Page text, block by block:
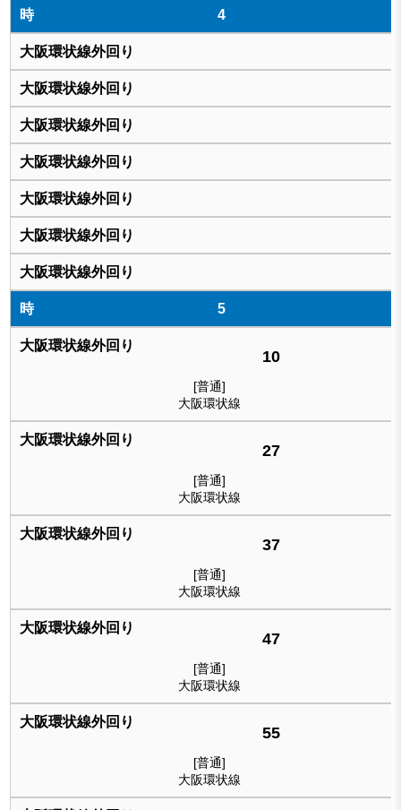
4
5
10
[普通]
大阪環状線
27
[普通]
大阪環状線
37
[普通]
大阪環状線
47
[普通]
大阪環状線
55
[普通]
大阪環状線